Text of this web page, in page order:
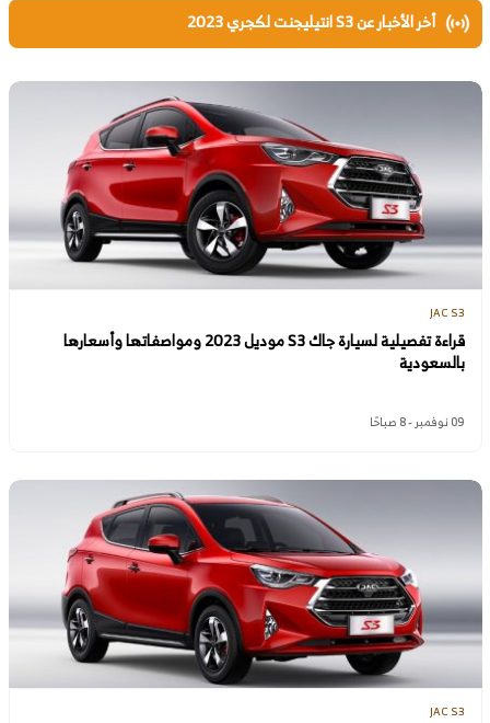
أخر الأخبار عن S3 انتيليجنت لكجري 2023
JAC S3
قراءة تفصيلية لسيارة جاك S3 موديل 2023 ومواصفاتها وأسعارها
بالسعودية
09 نوفمبر - 8 صباحًا
JAC S3